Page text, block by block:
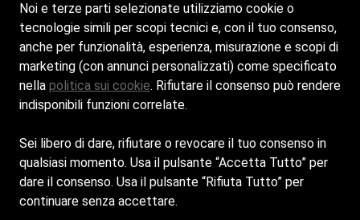
Contatti
info.bagnomedusa@gmail.com
0564933439
Facebook Instagram
MAGRINI MASSIMILIANO - Sede Legale: VIA DEL
Noi e terze parti selezionate utilizziamo cookie o
tecnologie simili per scopi tecnici e, con il tuo consenso,
anche per funzionalità, esperienza, misurazione e scopi di
marketing (con annunci personalizzati) come specificato
nella politica sui cookie. Rifiutare il consenso può rendere
indisponibili funzioni correlate.
Sei libero di dare, rifiutare o revocare il tuo consenso in
qualsiasi momento. Usa il pulsante “Accetta Tutto” per
dare il consenso. Usa il pulsante “Rifiuta Tutto” per
continuare senza accettare.